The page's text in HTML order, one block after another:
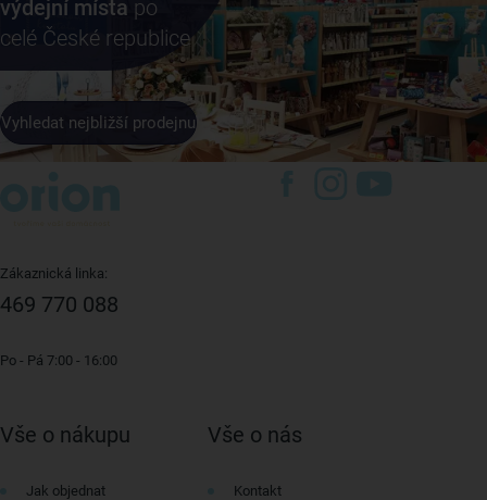
výdejní místa po
celé České republice
Vyhledat nejbližší prodejnu
Zákaznická linka:
469 770 088
Po - Pá 7:00 - 16:00
Vše o nákupu
Jak objednat
Vše o nás
Kontakt